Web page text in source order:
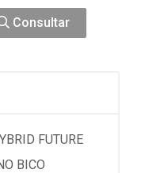
Consultar
FUTURE
BICO